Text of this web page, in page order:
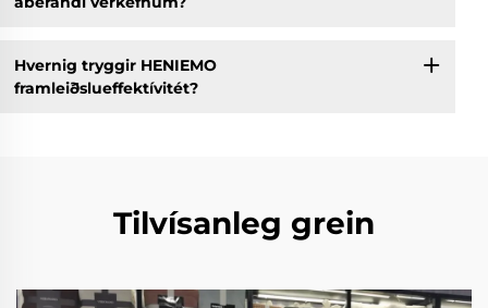
Hvernig tryggir HENIEMO
framleiðslueffektívitét?
Tilvísanleg grein